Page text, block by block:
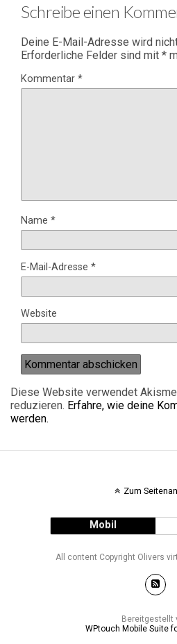
Schreibe einen
Deine E-Mail-Adresse wird
Erforderliche Felder sind mit *
Kommentar *
Name *
E-Mail-Adresse *
Website
Diese Website verwendet
reduzieren. Erfahre, wie deine
werden.
Zum
Mobil
All content Copyright Olivers
Bereitgestellt
WPtouch Mobile Suite